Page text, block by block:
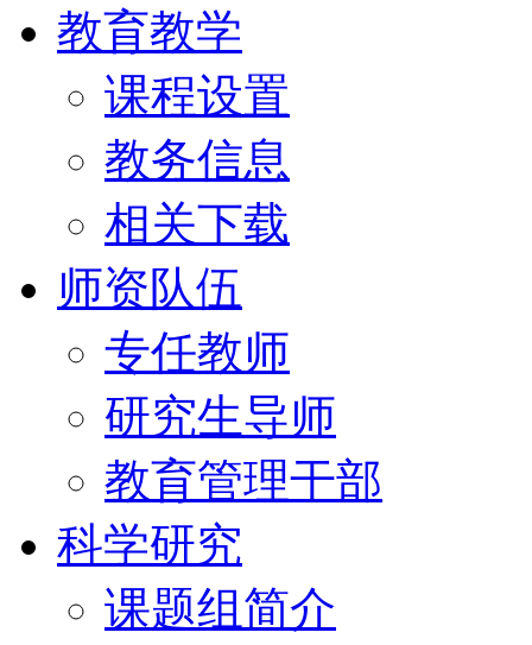
教育教学
课程设置
教务信息
相关下载
师资队伍
专任教师
研究生导师
教育管理干部
科学研究
课题组简介